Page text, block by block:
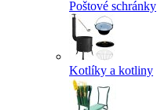
Poštové schránky
Kotlíky a kotliny